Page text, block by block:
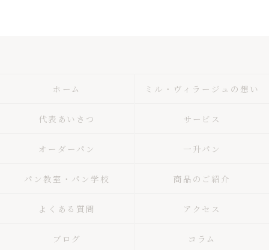
ホーム ミル・ヴィラージュの想い
代表あいさつ サービス
オーダーパン 一升パン
パン教室・パン学校 商品のご紹介
よくある質問 アクセス
ブログ コラム